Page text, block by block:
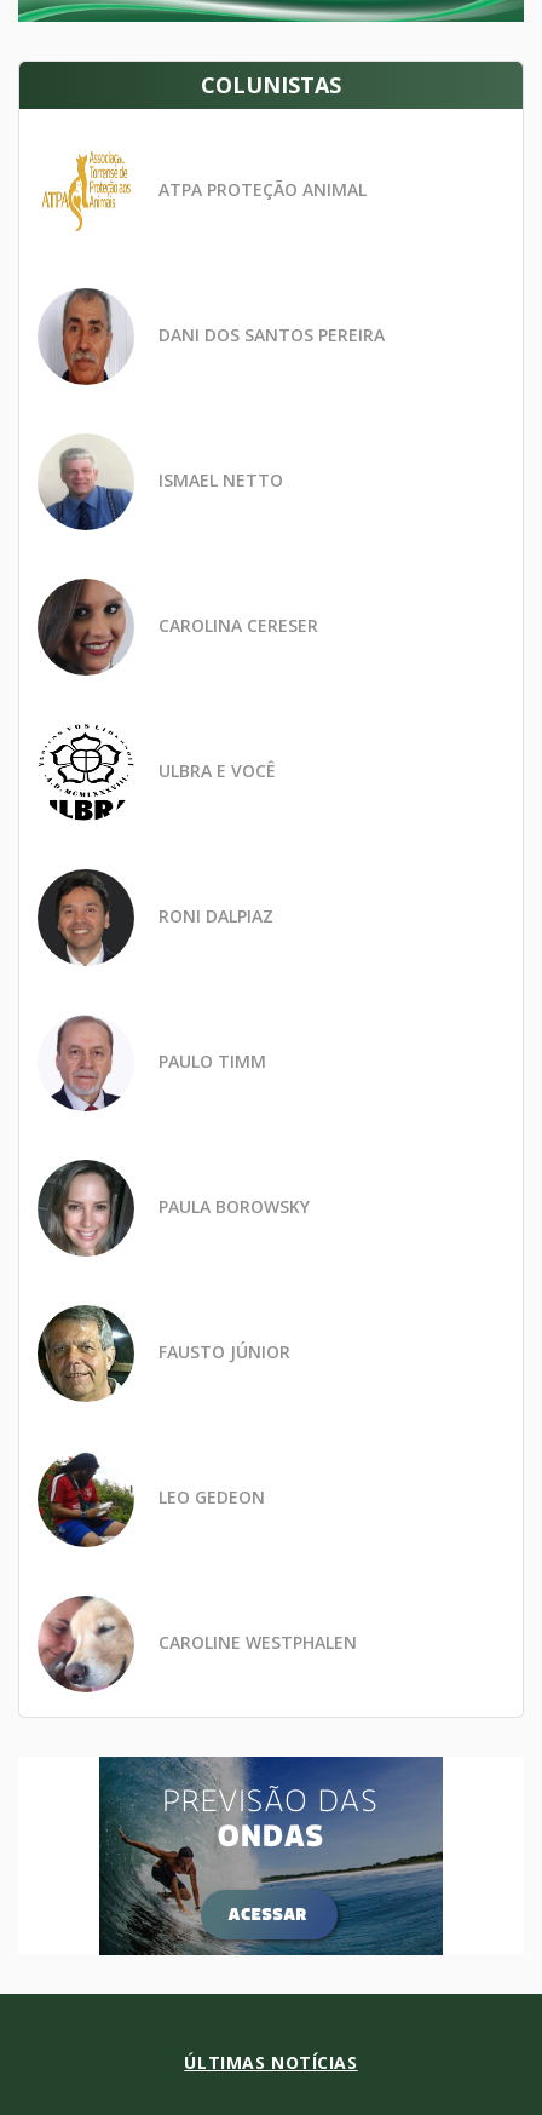
COLUNISTAS
ATPA PROTEÇÃO ANIMAL
DANI DOS SANTOS PEREIRA
ISMAEL NETTO
CAROLINA CERESER
ULBRA E VOCÊ
RONI DALPIAZ
PAULO TIMM
PAULA BOROWSKY
FAUSTO JÚNIOR
LEO GEDEON
CAROLINE WESTPHALEN
ÚLTIMAS NOTÍCIAS